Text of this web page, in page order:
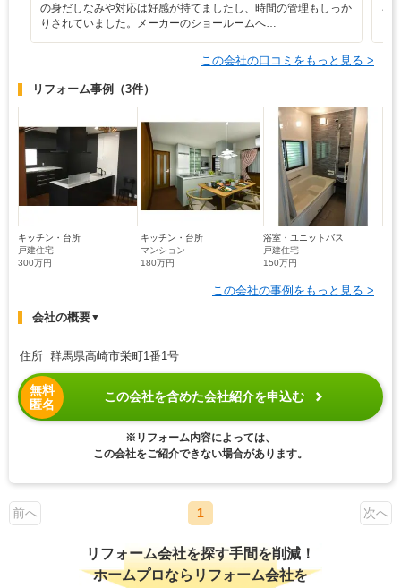
の身だしなみや対応は好感が持てましたし、時間の管理もしっか
りされていました。メーカーのショールームへ…
ろ
この会社の口コミをもっと見る >
リフォーム事例 （3件）
キッチン・台所
戸建住宅
300万円
キッチン・台所
マンション
180万円
浴室・ユニットバス
戸建住宅
150万円
この会社の事例をもっと見る >
会社の概要▼
住所 群馬県高崎市栄町1番1号
無料
匿名
この会社を含めた会社紹介を申込む
※リフォーム内容によっては、
この会社をご紹介できない場合があります。
前へ 1 次へ
リフォーム会社を探す手間を削減！
ホームプロならリフォーム会社を